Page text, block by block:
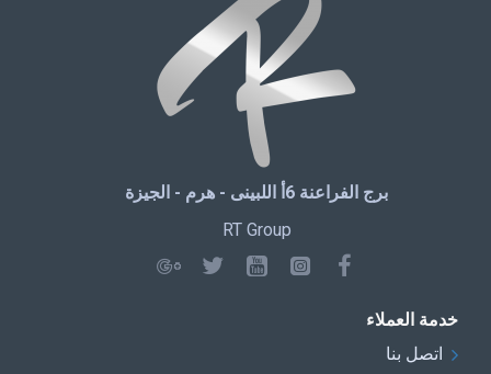
برج الفراعنة 6أ اللبينى - هرم - الجيزة
RT Group
خدمة العملاء
اتصل بنا